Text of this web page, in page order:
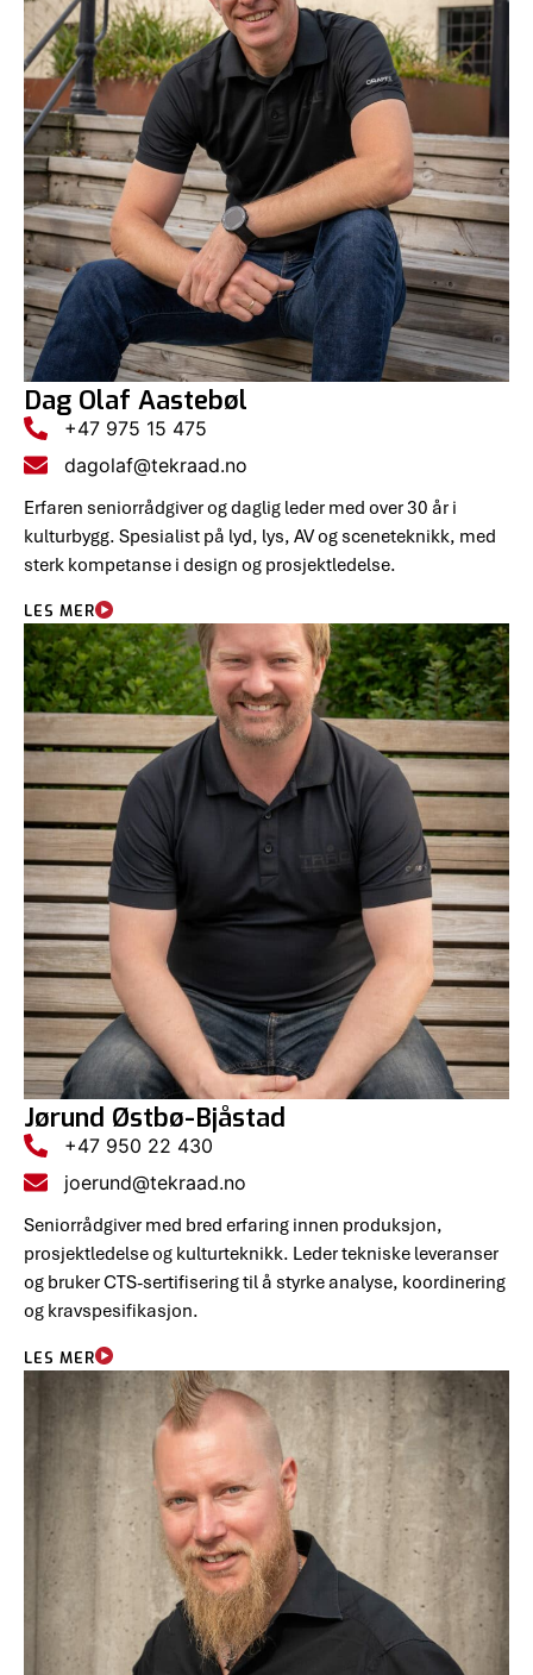
Dag Olaf Aastebøl
+47 975 15 475
dagolaf@tekraad.no
Erfaren seniorrådgiver og daglig leder med over 30 år i
kulturbygg. Spesialist på lyd, lys, AV og sceneteknikk, med
sterk kompetanse i design og prosjektledelse.
LES MER
Jørund Østbø-Bjåstad
+47 950 22 430
joerund@tekraad.no
Seniorrådgiver med bred erfaring innen produksjon,
prosjektledelse og kulturteknikk. Leder tekniske leveranser
og bruker CTS-sertifisering til å styrke analyse, koordinering
og kravspesifikasjon.
LES MER